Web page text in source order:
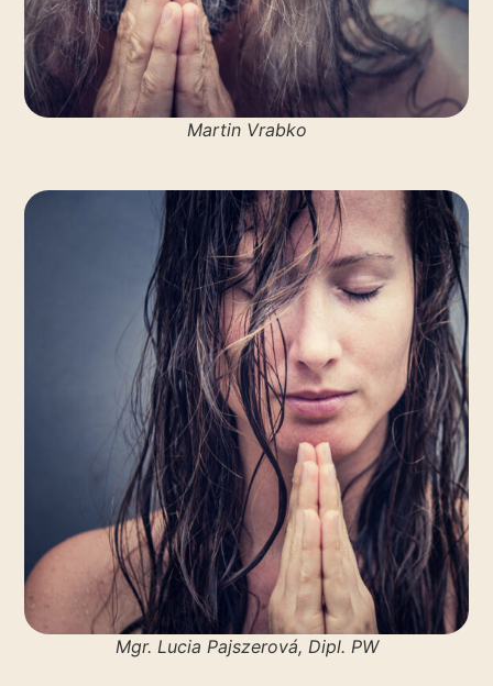
Martin Vrabko
Mgr. Lucia Pajszerová, Dipl. PW